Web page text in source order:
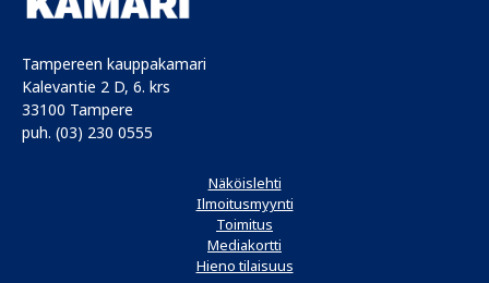
Tampereen kauppakamari
Kalevantie 2 D, 6. krs
33100 Tampere
puh. (03) 230 0555
Näköislehti
Ilmoitusmyynti
Toimitus
Mediakortti
Hieno tilaisuus